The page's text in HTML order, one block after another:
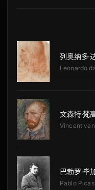
列奥纳多·
Leonardo
文森特·梵
Vincent
巴勃罗·毕
Pablo